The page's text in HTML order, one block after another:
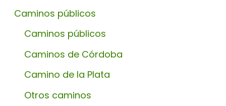
Caminos públicos
Caminos públicos
Caminos de Córdoba
Camino de la Plata
Otros caminos